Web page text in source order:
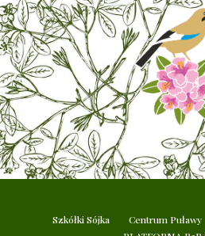
Szkółki Sójka Centrum Puławy